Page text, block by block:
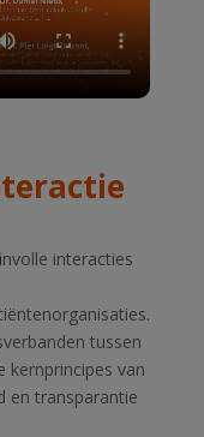
interacties
tussen
kernprincipes van
en transparantie